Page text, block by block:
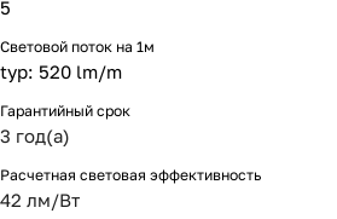
5
Световой поток на 1м
typ: 520 lm/m
Гарантийный срок
3 год(а)
Расчетная световая эффективность
42 лм/Вт